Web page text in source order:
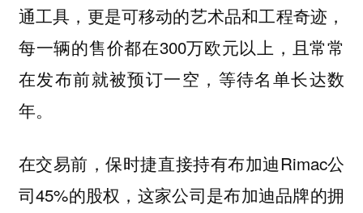
通工具，更是可移动的艺术品和工程奇迹，
每一辆的售价都在300万欧元以上，且常常
在发布前就被预订一空，等待名单长达数
年。
在交易前，保时捷直接持有布加迪Rimac公
司45%的股权，这家公司是布加迪品牌的拥